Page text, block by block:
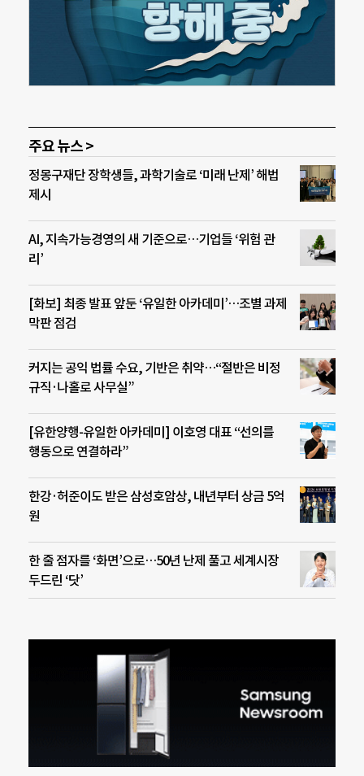
주요 뉴스 >
정몽구재단 장학생들, 과학기술로 ‘미래 난제’ 해법
제시
AI, 지속가능경영의 새 기준으로…기업들 ‘위험 관
리’
[화보] 최종 발표 앞둔 ‘유일한 아카데미’…조별 과제
막판 점검
커지는 공익 법률 수요, 기반은 취약…“절반은 비정
규직·나홀로 사무실”
[유한양행-유일한 아카데미] 이호영 대표 “선의를
행동으로 연결하라”
한강·허준이도 받은 삼성호암상, 내년부터 상금 5억
원
한 줄 점자를 ‘화면’으로…50년 난제 풀고 세계시장
두드린 ‘닷’